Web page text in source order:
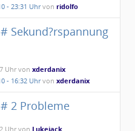
- 23:31 Uhrvonridolfo
Sekund?rspannung
Uhr vonxderdanix
- 16:32 Uhrvonxderdanix
2 Probleme
Uhr von Lukejack